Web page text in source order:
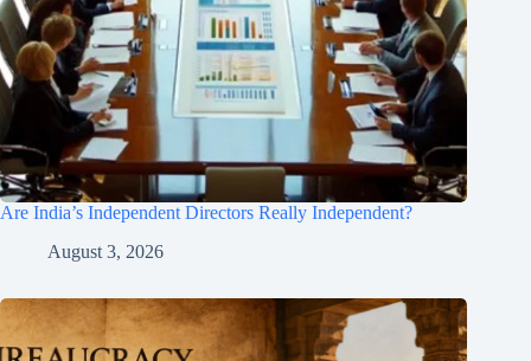
Are India’s Independent Directors Really Independent?
August 3, 2026